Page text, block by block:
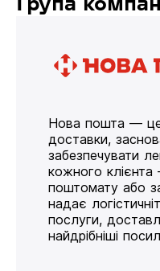
Нова пошта — це
доставки,
забезпечувати
кожного
поштомату або
надає
послуги,
найдрібніші